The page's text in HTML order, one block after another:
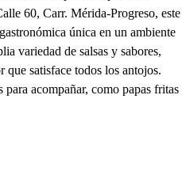
60, Carr. Mérida-Progreso, este
única en un ambiente
variedad de salsas y sabores,
que satisface todos los antojos.
acompañar, como papas fritas